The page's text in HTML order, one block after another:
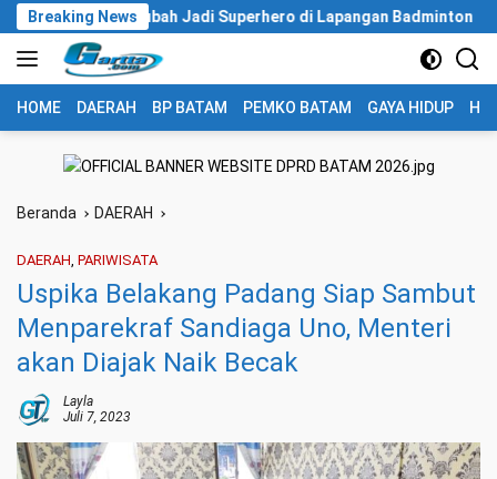
Langsung
ke
konten
Breaking News
Berubah Jadi Superhero di Lapangan Badminton Perkuat
HOME DAERAH BP BATAM PEMKO BATAM GAYA HIDUP
Beranda DAERAH
DAERAH, PARIWISATA
Uspika Belakang Padang Siap Sambut
Menparekraf Sandiaga Uno, Menteri
akan Diajak Naik Becak
Layla
Juli 7, 2023